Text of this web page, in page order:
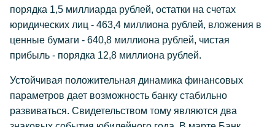
порядка 1,5 миллиарда рублей, остатки на счетах
юридических лиц - 463,4 миллиона рублей, вложения в
ценные бумаги - 640,8 миллиона рублей, чистая
прибыль - порядка 12,8 миллиона рублей.
Устойчивая положительная динамика финансовых
параметров дает возможность банку стабильно
развиваться. Свидетельством тому являются два